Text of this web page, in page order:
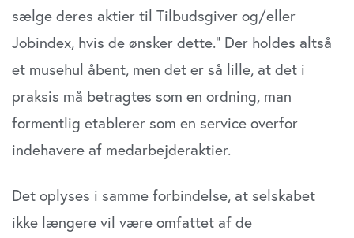
sælge deres aktier til Tilbudsgiver og/eller
Jobindex, hvis de ønsker dette.” Der holdes altså
et musehul åbent, men det er så lille, at det i
praksis må betragtes som en ordning, man
formentlig etablerer som en service overfor
indehavere af medarbejderaktier.
Det oplyses i samme forbindelse, at selskabet
ikke længere vil være omfattet af de